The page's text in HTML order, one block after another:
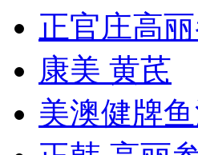
正官庄高
康美 黄芪
美澳健牌